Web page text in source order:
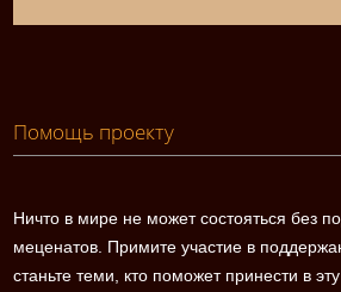
Помощь проекту
Ничто в мире не может состояться без
меценатов. Примите участие в
станьте теми, кто поможет принести в